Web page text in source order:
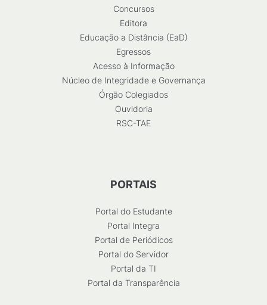
Concursos
Editora
Educação a Distância (EaD)
Egressos
Acesso à Informação
Núcleo de Integridade e Governança
Órgão Colegiados
Ouvidoria
RSC-TAE
PORTAIS
Portal do Estudante
Portal Integra
Portal de Periódicos
Portal do Servidor
Portal da TI
Portal da Transparência